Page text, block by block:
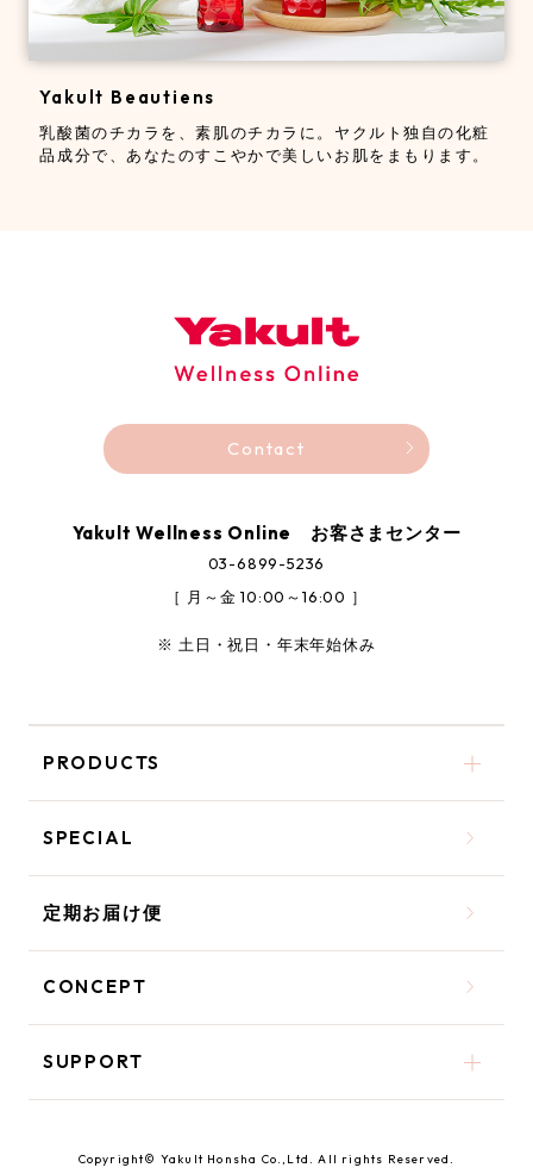
Yakult Beautiens
乳酸菌のチカラを、素肌のチカラに。 ヤクルト独自の化粧
品成分で、あなたのすこやかで美しいお肌をまもります。
Contact
Yakult Wellness Online お客さまセンター
03-6899-5236
［ 月～金 10:00～16:00 ］
※ 土日・祝日・年末年始休み
PRODUCTS
SPECIAL
定期お届け便
CONCEPT
SUPPORT
Copyright© Yakult Honsha Co.,Ltd. All rights Reserved.